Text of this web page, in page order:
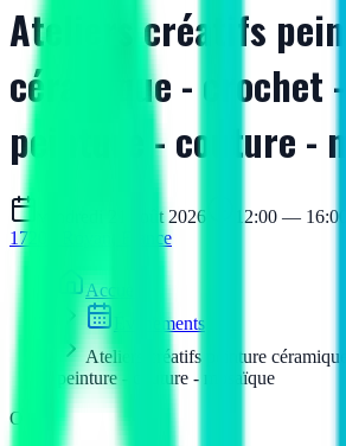
Ateliers créatifs
céramique - crochet
peinture - couture -
vendredi 21 août 2026 12:00 — 16:00
17200 Royan, France
Accueil
Événements
Ateliers créatifs peinture
peinture - couture - mosaïque
O